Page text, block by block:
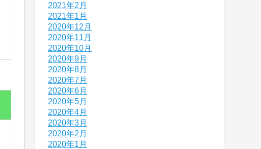
2021年2月
2021年1月
2020年12月
2020年11月
2020年10月
2020年9月
2020年8月
2020年7月
2020年6月
2020年5月
2020年4月
2020年3月
2020年2月
2020年1月